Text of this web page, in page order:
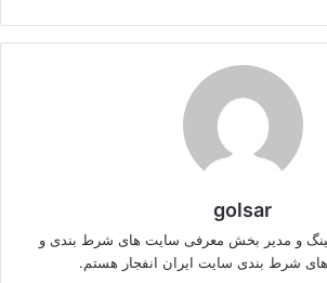
golsar
و مدیر بخش معرفی سایت های شرط بندی و
شرط بندی سایت ایران انفجار هستم.